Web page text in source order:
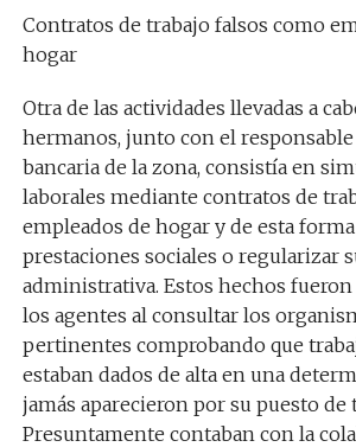
Contratos de trabajo falsos como
hogar
Otra de las actividades llevadas a
hermanos, junto con el
bancaria de la zona, consistía en
laborales mediante contratos de
empleados de hogar y de esta
prestaciones sociales o regularizar
administrativa. Estos hechos
los agentes al consultar los
pertinentes comprobando que
estaban dados de alta en una
jamás aparecieron por su puesto de
Presuntamente contaban con la